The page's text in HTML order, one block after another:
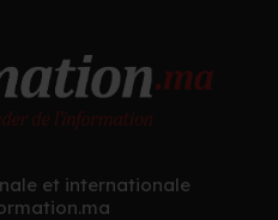
et internationale